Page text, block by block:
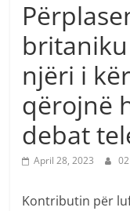
britaniku
njëri i
qërojnë
debat
April 28, 2023
Kontributin për